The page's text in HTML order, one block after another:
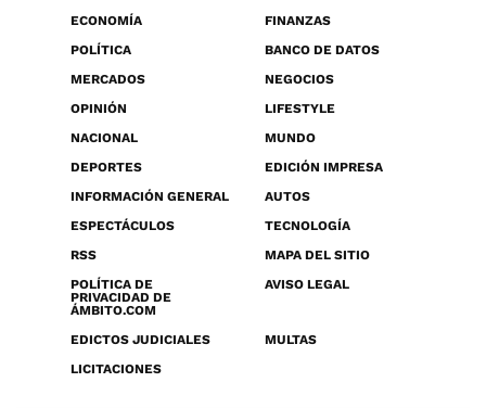
ECONOMÍA
FINANZAS
POLÍTICA
BANCO DE DATOS
MERCADOS
NEGOCIOS
OPINIÓN
LIFESTYLE
NACIONAL
MUNDO
DEPORTES
EDICIÓN IMPRESA
INFORMACIÓN GENERAL
AUTOS
ESPECTÁCULOS
TECNOLOGÍA
RSS
MAPA DEL SITIO
POLÍTICA DE
PRIVACIDAD DE
ÁMBITO.COM
AVISO LEGAL
EDICTOS JUDICIALES
MULTAS
LICITACIONES